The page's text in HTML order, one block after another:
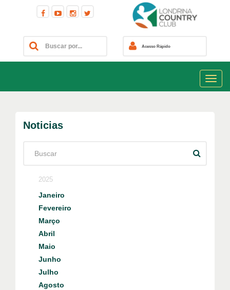
Acesso Rápido
Noticias
2025
Janeiro
Fevereiro
Março
Abril
Maio
Junho
Julho
Agosto